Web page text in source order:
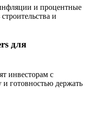
и процентные
и
для
инвесторам с
готовностью держать